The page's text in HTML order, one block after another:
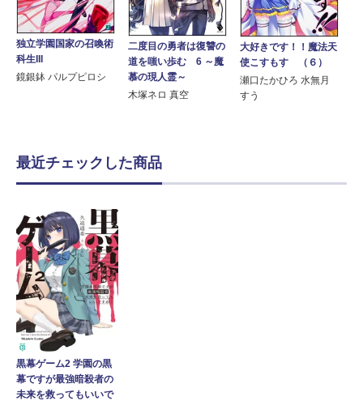
独立学園国家の召喚術
科生III
鏡銀鉢 パルプピロシ
二度目の勇者は復讐の
道を嗤い歩む 6 ～魔
慕の現人霊～
木塚ネロ 真空
大好きです！！魔法天
使こすもす （６）
瀬口たかひろ 水無月
すう
最近チェックした商品
黒幕ゲーム2 学園の黒
幕ですが最強暗殺者の
未来を救ってもいいで